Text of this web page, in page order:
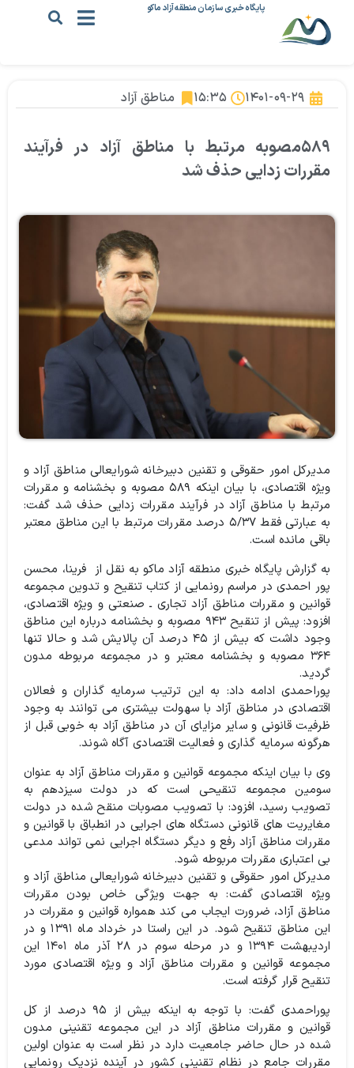
پایگاه خبری سازمان منطقه آزاد ماکو
۱۴۰۱-۰۹-۲۹ ۱۵:۳۵ مناطق آزاد
۵۸۹مصوبه مرتبط با مناطق آزاد در فرآیند
مقررات زدایی حذف شد
مدیرکل امور حقوقی و تقنین دبیرخانه شورایعالی مناطق آزاد و
ویژه اقتصادی، با بیان اینکه ۵۸۹ مصوبه و بخشنامه و مقررات
مرتبط با مناطق آزاد در فرآیند مقررات زدایی حذف شد گفت:
به عبارتی فقط ۵/۳۷ درصد مقررات مرتبط با این مناطق معتبر
باقی مانده است.
به گزارش پایگاه خبری منطقه آزاد ماکو به نقل از فرینا، محسن
پور احمدی در مراسم رونمایی از کتاب تنقیح و تدوین مجموعه
قوانین و مقررات مناطق آزاد تجاری ـ صنعتی و ویژه اقتصادی،
افزود: پیش از تنقیح ۹۴۳ مصوبه و بخشنامه درباره این مناطق
وجود داشت که بیش از ۴۵ درصد آن پالایش شد و حالا تنها
۳۶۴ مصوبه و بخشنامه معتبر و در مجموعه مربوطه مدون
گردید.
پوراحمدی ادامه داد: به این ترتیب سرمایه گذاران و فعالان
اقتصادی در مناطق آزاد با سهولت بیشتری می توانند به وجود
ظرفیت قانونی و سایر مزایای آن در مناطق آزاد به خوبی قبل از
هرگونه سرمایه گذاری و فعالیت اقتصادی آگاه شوند.
وی با بیان اینکه مجموعه قوانین و مقررات مناطق آزاد به عنوان
سومین مجموعه تنقیحی است که در دولت سیزدهم به
تصویب رسید، افزود: با تصویب مصوبات منقح شده در دولت
مغایریت های قانونی دستگاه های اجرایی در انطباق با قوانین و
مقررات مناطق آزاد رفع و دیگر دستگاه اجرایی نمی تواند مدعی
بی اعتباری مقررات مربوطه شود.
مدیرکل امور حقوقی و تقنین دبیرخانه شورایعالی مناطق آزاد و
ویژه اقتصادی گفت: به جهت ویژگی خاص بودن مقررات
مناطق آزاد، ضرورت ایجاب می کند همواره قوانین و مقررات در
این مناطق تنقیح شود. در این راستا در خرداد ماه ۱۳۹۱ و در
اردیبهشت ۱۳۹۴ و در مرحله سوم در ۲۸ آذر ماه ۱۴۰۱ این
مجموعه قوانین و مقررات مناطق آزاد و ویژه اقتصادی مورد
تنقیح قرار گرفته است.
پوراحمدی گفت: با توجه به اینکه بیش از ۹۵ درصد از کل
قوانین و مقررات مناطق آزاد در این مجموعه تقنینی مدون
شده در حال حاضر جامعیت دارد در نظر است به عنوان اولین
مقررات جامع در نظام تقنینی کشور در آینده نزدیک رونمایی